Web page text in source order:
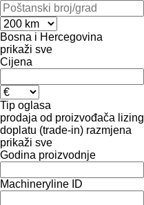
Bosna i Hercegovina
prikaži sve
Cijena
Tip oglasa
prodaja od proizvođača lizing
doplatu (trade-in) razmjena
prikaži sve
Godina proizvodnje
Machineryline ID